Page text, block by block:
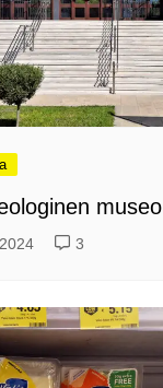
museo
3